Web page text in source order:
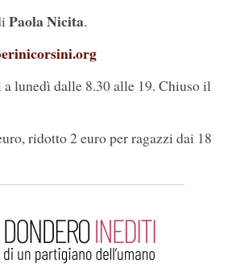
Paola Nicita.
lunedì dalle 8.30 alle 19. Chiuso il
ridotto 2 euro per ragazzi dai 18